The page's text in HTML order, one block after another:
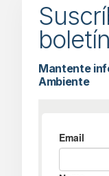
boletín
Mantente
Ambiente